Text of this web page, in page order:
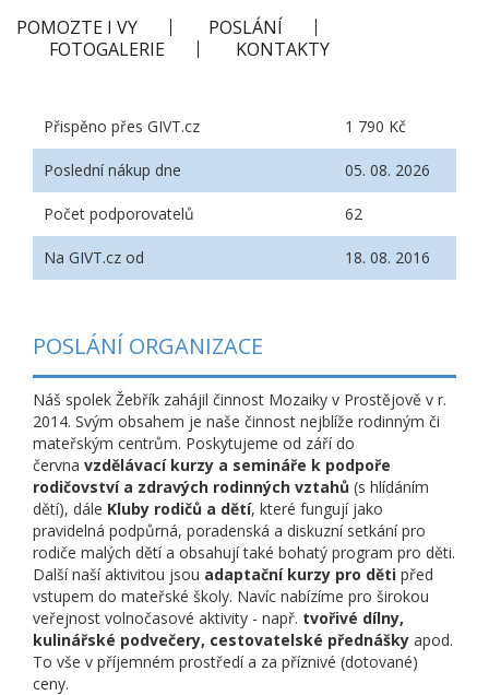
POMOZTE I VY
POSLÁNÍ
FOTOGALERIE
KONTAKTY
Přispěno přes GIVT.cz 1 790 Kč
Poslední nákup dne 05. 08. 2026
Počet podporovatelů 62
Na GIVT.cz od 18. 08. 2016
POSLÁNÍ ORGANIZACE
Náš spolek Žebřík zahájil činnost Mozaiky v Prostějově v r.
2014. Svým obsahem je naše činnost nejblíže rodinným či
mateřským centrům. Poskytujeme od září do
června vzdělávací kurzy a semináře k podpoře
rodičovství a zdravých rodinných vztahů (s hlídáním
dětí), dále Kluby rodičů a dětí, které fungují jako
pravidelná podpůrná, poradenská a diskuzní setkání pro
rodiče malých dětí a obsahují také bohatý program pro děti.
Další naší aktivitou jsou adaptační kurzy pro děti před
vstupem do mateřské školy. Navíc nabízíme pro širokou
veřejnost volnočasové aktivity - např. tvořivé dílny,
kulinářské podvečery, cestovatelské přednášky apod.
To vše v příjemném prostředí a za příznivé (dotované)
ceny.